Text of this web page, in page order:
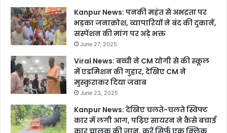
Kanpur News: पनकी महंत से अभद्रता पर
भड़का जनाक्रोश, व्यापारियों ने बंद की दुकानें,
सस्पेंशन की मांग पर अड़े भक्त
June 27, 2025
Viral News: बच्ची ने CM योगी से की स्कूल
में एडमिशन की गुहार, देखिए CM ने
मुस्कुराकर दिया जवाब
June 23, 2025
Kanpur News: देखिए चलते-चलते स्विफ्ट
कार में लगी आग, पढ़िए सायरन ने कैसे बचाई